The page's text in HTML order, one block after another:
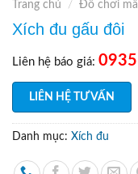
Trang chủ / Đồ chơi
Xích đu gấu đôi
Liên hệ báo giá:
LIÊN HỆ TƯ VẤN
Danh mục: Xích đu